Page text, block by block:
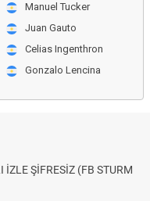
Manuel Tucker
Juan Gauto
Celias Ingenthron
Gonzalo Lencina
İZLE ŞİFRESİZ (FB STURM